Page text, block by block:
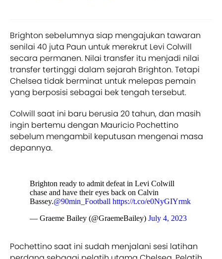
Brighton sebelumnya siap mengajukan tawaran
senilai 40 juta Paun untuk merekrut Levi Colwill
secara permanen. Nilai transfer itu menjadi nilai
transfer tertinggi dalam sejarah Brighton. Tetapi
Chelsea tidak berminat untuk melepas pemain
yang berposisi sebagai bek tengah tersebut.
Colwill saat ini baru berusia 20 tahun, dan masih
ingin bertemu dengan Mauricio Pochettino
sebelum mengambil keputusan mengenai masa
depannya.
Brighton ready to admit defeat in Levi Colwill
chase and have their eyes back on Calvin
Bassey.@90min_Football https://t.co/e0NyGIYrmk
— Graeme Bailey (@GraemeBailey) July 4, 2023
Pochettino saat ini sudah menjalani sesi latihan